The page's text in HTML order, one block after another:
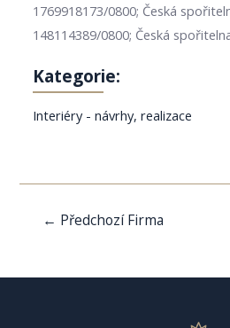
1769918173/0800; Česká
148114389/0800; Česká
Kategorie:
Interiéry - návrhy, realizace
Navigace
← Předchozí Firma